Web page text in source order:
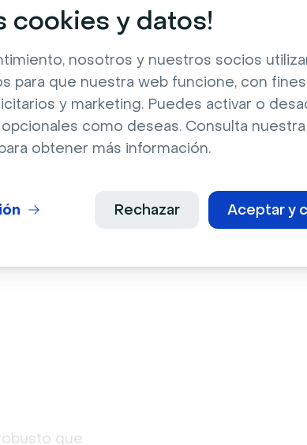
cookies y datos!
nosotros y nuestros socios
para que nuestra web funcione, con fines
y marketing. Puedes activar o
como deseas. Consulta nuestra
obtener más información.
Aceptar y
Rechazar
durante
de venta.
la
en
que